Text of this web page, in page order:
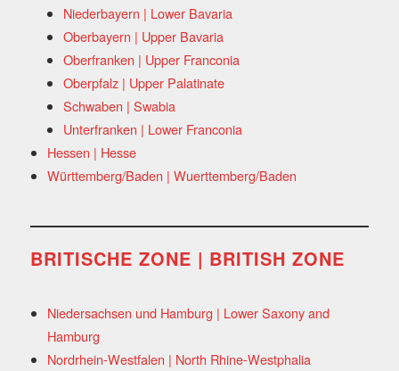
Niederbayern | Lower Bavaria
Oberbayern | Upper Bavaria
Oberfranken | Upper Franconia
Oberpfalz | Upper Palatinate
Schwaben | Swabia
Unterfranken | Lower Franconia
Hessen | Hesse
Württemberg/Baden | Wuerttemberg/Baden
BRITISCHE ZONE | BRITISH ZONE
Niedersachsen und Hamburg | Lower Saxony and
Hamburg
Nordrhein-Westfalen | North Rhine-Westphalia